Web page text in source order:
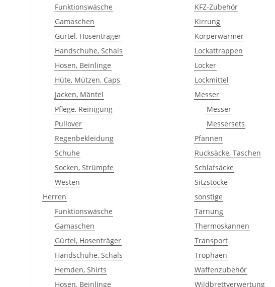
Funktionswäsche
Gamaschen
Gürtel, Hosenträger
Handschuhe, Schals
Hosen, Beinlinge
Hüte, Mützen, Caps
Jacken, Mäntel
Pflege, Reinigung
Pullover
Regenbekleidung
Schuhe
Socken, Strümpfe
Westen
Herren
Funktionswäsche
Gamaschen
Gürtel, Hosenträger
Handschuhe, Schals
Hemden, Shirts
Hosen, Beinlinge
KFZ-Zubehör
Kirrung
Körperwärmer
Lockattrappen
Locker
Lockmittel
Messer
Messer
Messersets
Pfannen
Rucksäcke, Taschen
Schlafsäcke
Sitzstöcke
sonstige
Tarnung
Thermoskannen
Transport
Trophäen
Waffenzubehör
Wildbrettverwertung